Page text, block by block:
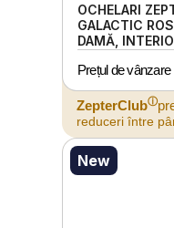
OCHELARI
GALACTIC
DAMĂ,
Prețul de vânzare
ZepterClubⓘ
reduceri între
New